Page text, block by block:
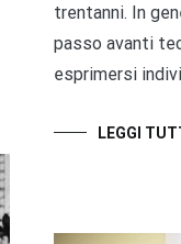
trentanni. In
passo avanti
esprimersi
LEGGI